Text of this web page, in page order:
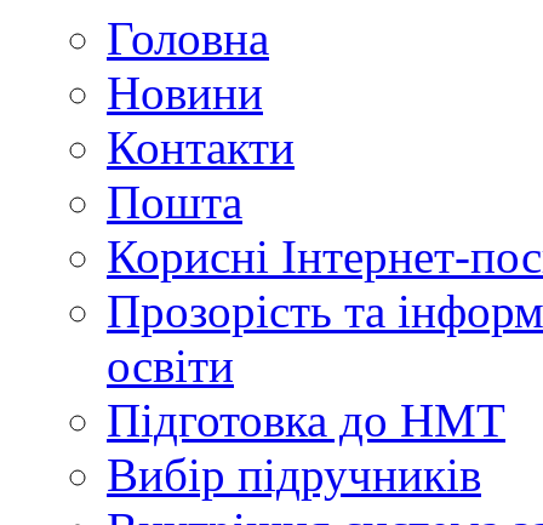
Головна
Новини
Контакти
Пошта
Корисні Інтернет-
Прозорість та
освіти
Підготовка до НМТ
Вибір підручників